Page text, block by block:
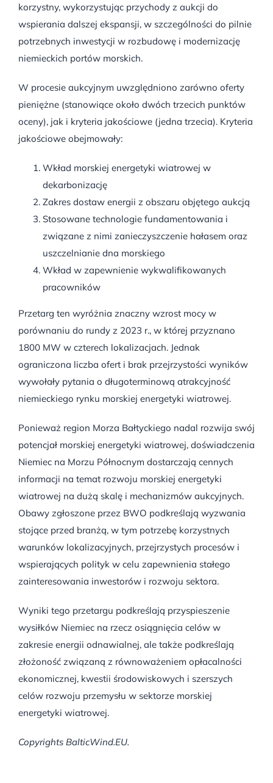
korzystny, wykorzystując przychody z aukcji do
wspierania dalszej ekspansji, w szczególności do pilnie
potrzebnych inwestycji w rozbudowę i modernizację
niemieckich portów morskich.
W procesie aukcyjnym uwzględniono zarówno oferty
pieniężne (stanowiące około dwóch trzecich punktów
oceny), jak i kryteria jakościowe (jedna trzecia). Kryteria
jakościowe obejmowały:
Wkład morskiej energetyki wiatrowej w
dekarbonizację
Zakres dostaw energii z obszaru objętego aukcją
Stosowane technologie fundamentowania i
związane z nimi zanieczyszczenie hałasem oraz
uszczelnianie dna morskiego
Wkład w zapewnienie wykwalifikowanych
pracowników
Przetarg ten wyróżnia znaczny wzrost mocy w
porównaniu do rundy z 2023 r., w której przyznano
1800 MW w czterech lokalizacjach. Jednak
ograniczona liczba ofert i brak przejrzystości wyników
wywołały pytania o długoterminową atrakcyjność
niemieckiego rynku morskiej energetyki wiatrowej.
Ponieważ region Morza Bałtyckiego nadal rozwija swój
potencjał morskiej energetyki wiatrowej, doświadczenia
Niemiec na Morzu Północnym dostarczają cennych
informacji na temat rozwoju morskiej energetyki
wiatrowej na dużą skalę i mechanizmów aukcyjnych.
Obawy zgłoszone przez BWO podkreślają wyzwania
stojące przed branżą, w tym potrzebę korzystnych
warunków lokalizacyjnych, przejrzystych procesów i
wspierających polityk w celu zapewnienia stałego
zainteresowania inwestorów i rozwoju sektora.
Wyniki tego przetargu podkreślają przyspieszenie
wysiłków Niemiec na rzecz osiągnięcia celów w
zakresie energii odnawialnej, ale także podkreślają
złożoność związaną z równoważeniem opłacalności
ekonomicznej, kwestii środowiskowych i szerszych
celów rozwoju przemysłu w sektorze morskiej
energetyki wiatrowej.
Copyrights BalticWind.EU.